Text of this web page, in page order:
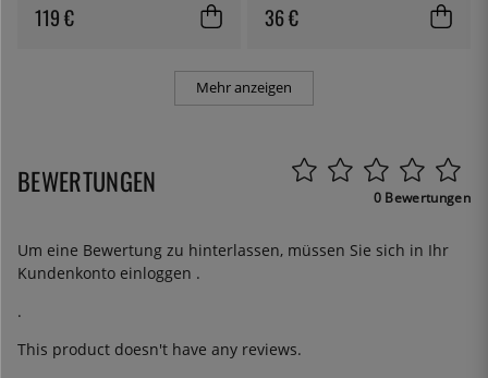
119 € 36 €
Mehr anzeigen
BEWERTUNGEN 0 Bewertungen
Um eine Bewertung zu hinterlassen, müssen Sie sich in Ihr
Kundenkonto einloggen .
.
This product doesn't have any reviews.